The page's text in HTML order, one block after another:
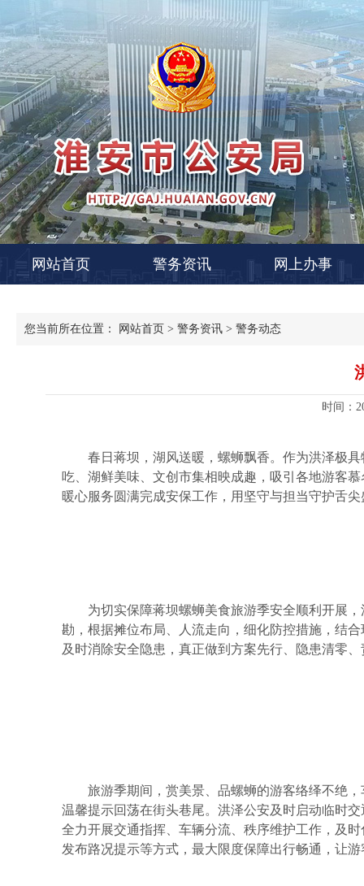
网站首页 警务资讯 网上办事
您当前所在位置： 网站首页 > 警务资讯 > 警务动态
时间
春日蒋坝，湖风送暖，螺蛳飘香。作为洪泽极
吃、湖鲜美味、文创市集相映成趣，吸引各地游客
暖心服务圆满完成安保工作，用坚守与担当守护舌
为切实保障蒋坝螺蛳美食旅游季安全顺利开展
勘，根据摊位布局、人流走向，细化防控措施，结
及时消除安全隐患，真正做到方案先行、隐患清零
旅游季期间，赏美景、品螺蛳的游客络绎不绝
温馨提示回荡在街头巷尾。洪泽公安及时启动临时
全力开展交通指挥、车辆分流、秩序维护工作，及
发布路况提示等方式，最大限度保障出行畅通，让